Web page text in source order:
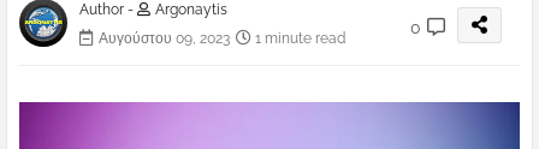
Author -
Argonaytis
Αυγούστου 09, 2023
1 minute read
0